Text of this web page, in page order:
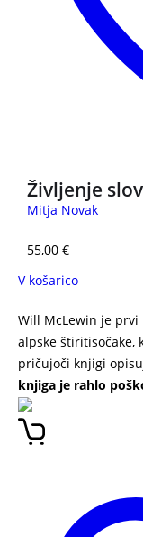
Življenje
Mitja Novak
55,00 €
V košarico
Will McLewin je prvi
alpske štiritisočake,
pričujoči knjigi
knjiga je rahlo